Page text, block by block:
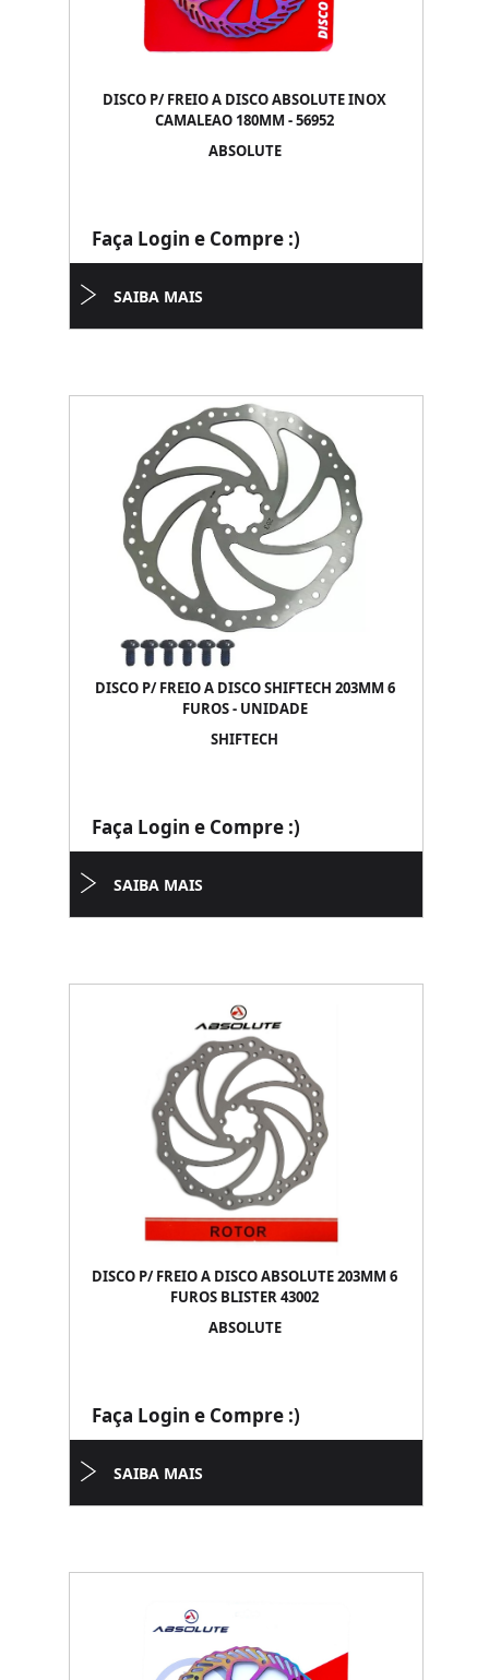
DISCO P/ FREIO A DISCO ABSOLUTE INOX
CAMALEAO 180MM - 56952
ABSOLUTE
Faça Login e Compre :)
SAIBA MAIS
DISCO P/ FREIO A DISCO SHIFTECH 203MM 6
FUROS - UNIDADE
SHIFTECH
Faça Login e Compre :)
SAIBA MAIS
DISCO P/ FREIO A DISCO ABSOLUTE 203MM 6
FUROS BLISTER 43002
ABSOLUTE
Faça Login e Compre :)
SAIBA MAIS